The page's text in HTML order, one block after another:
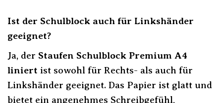
Ist der Schulblock auch für Linkshänder
geeignet?
Ja, der Staufen Schulblock Premium A4
liniert ist sowohl für Rechts- als auch für
Linkshänder geeignet. Das Papier ist glatt und
bietet ein angenehmes Schreibgefühl,